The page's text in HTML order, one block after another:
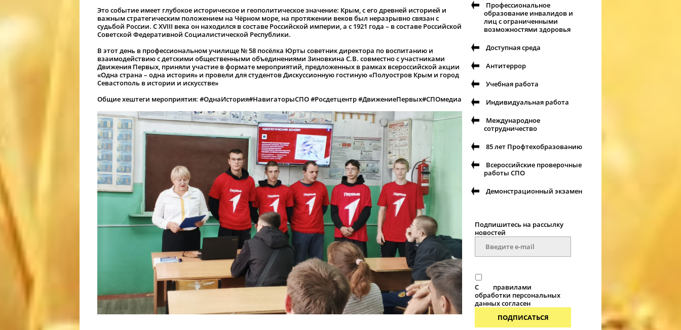
Это событие имеет глубокое историческое и геополитическое значение: Крым, с его древней историей и
важным стратегическим положением на Чёрном море, на протяжении веков был неразрывно связан с
судьбой России. С XVIII века он находился в составе Российской империи, а с 1921 года – в составе Российской
Советской Федеративной Социалистической Республики.
В этот день в профессиональном училище № 58 посёлка Юрты советник директора по воспитанию и
взаимодействию с детскими общественными объединениями Зиновкина С.В. совместно с участниками
Движения Первых, приняли участие в формате мероприятий, предложенных в рамках всероссийской акции
«Одна страна – одна история» и провели для студентов Дискуссионную гостиную «Полуостров Крым и город
Севастополь в истории и искусстве»
Общие хештеги мероприятия: #ОднаИстория#НавигаторыСПО #Росдетцентр #ДвижениеПервых#СПОмедиа
Профессиональное
образование инвалидов и
лиц с ограниченными
возможностями здоровья
Доступная среда
Антитеррор
Учебная работа
Индивидуальная работа
Международное
сотрудничество
85 лет Профтехобразованию
Всероссийские проверочные
работы СПО
Демонстрационный экзамен
Подпишитесь на рассылку
новостей
С
правилами
обработки персональных
данных согласен
ПОДПИСАТЬСЯ